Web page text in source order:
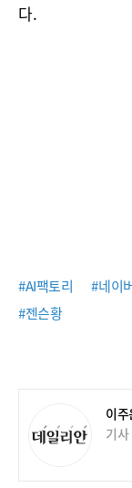
다.
#AI팩토리 #네이
#젠슨황
이
기